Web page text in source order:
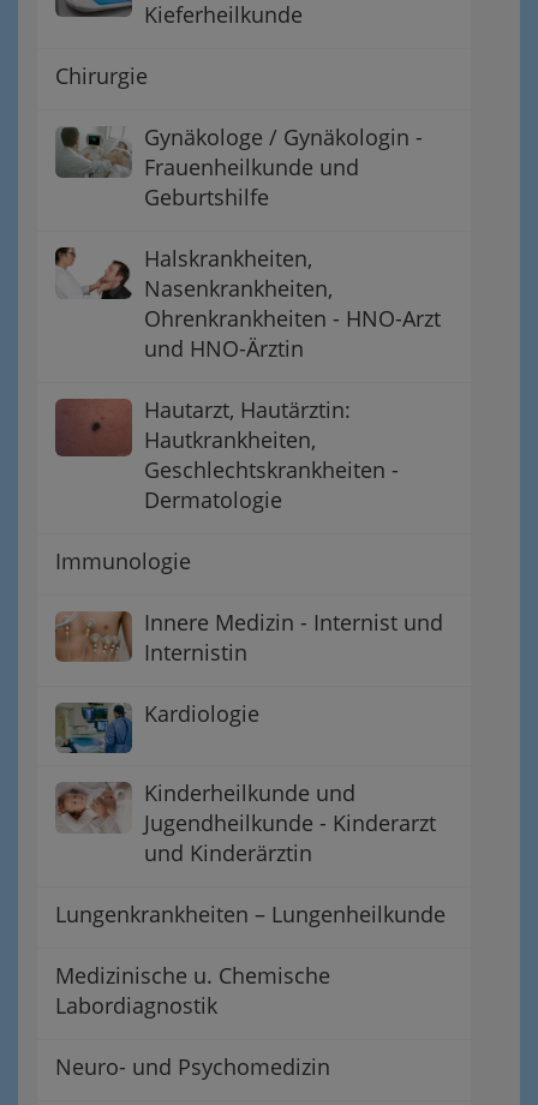
Kieferheilkunde
Chirurgie
Gynäkologe / Gynäkologin -
Frauenheilkunde und
Geburtshilfe
Halskrankheiten,
Nasenkrankheiten,
Ohrenkrankheiten - HNO-Arzt
und HNO-Ärztin
Hautarzt, Hautärztin:
Hautkrankheiten,
Geschlechtskrankheiten -
Dermatologie
Immunologie
Innere Medizin - Internist und
Internistin
Kardiologie
Kinderheilkunde und
Jugendheilkunde - Kinderarzt
und Kinderärztin
Lungenkrankheiten – Lungenheilkunde
Medizinische u. Chemische
Labordiagnostik
Neuro- und Psychomedizin